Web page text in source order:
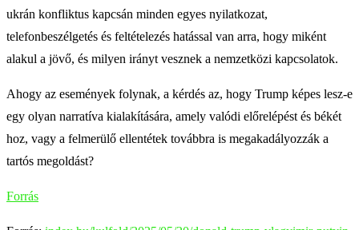
ukrán konfliktus kapcsán minden egyes nyilatkozat,
telefonbeszélgetés és feltételezés hatással van arra, hogy miként
alakul a jövő, és milyen irányt vesznek a nemzetközi kapcsolatok.
Ahogy az események folynak, a kérdés az, hogy Trump képes lesz-e
egy olyan narratíva kialakítására, amely valódi előrelépést és békét
hoz, vagy a felmerülő ellentétek továbbra is megakadályozzák a
tartós megoldást?
Forrás